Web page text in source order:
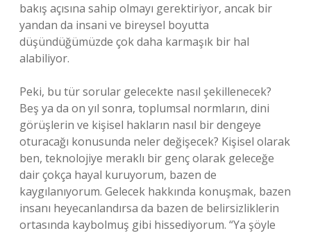
bakış açısına sahip olmayı gerektiriyor, ancak bir
yandan da insani ve bireysel boyutta
düşündüğümüzde çok daha karmaşık bir hal
alabiliyor.
Peki, bu tür sorular gelecekte nasıl şekillenecek?
Beş ya da on yıl sonra, toplumsal normların, dini
görüşlerin ve kişisel hakların nasıl bir dengeye
oturacağı konusunda neler değişecek? Kişisel olarak
ben, teknolojiye meraklı bir genç olarak geleceğe
dair çokça hayal kuruyorum, bazen de
kaygılanıyorum. Gelecek hakkında konuşmak, bazen
insanı heyecanlandırsa da bazen de belirsizliklerin
ortasında kaybolmuş gibi hissediyorum. “Ya şöyle